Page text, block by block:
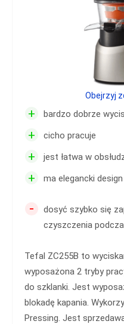
+ bardzo dobrze
+ cicho pracuje
+ jest łatwa w
+ ma elegancki design
-
dosyć szybko się
czyszczenia
Tefal ZC255B to
wyposażona 2 tryby
do szklanki. Jest
blokadę kapania.
Pressing. Jest
Obejrzyj